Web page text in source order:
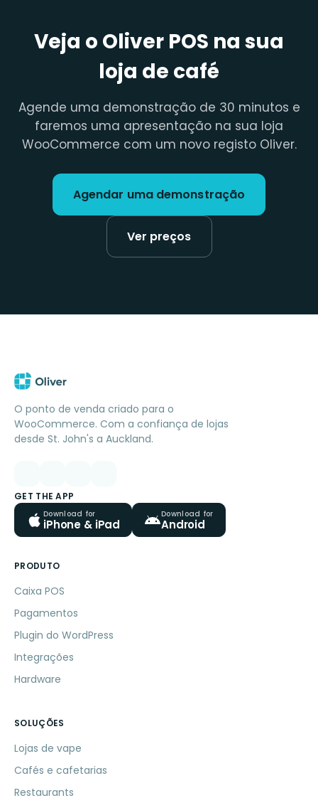
Veja o Oliver POS na sua
loja de café
Agende uma demonstração de 30 minutos e
faremos uma apresentação na sua loja
WooCommerce com um novo registo Oliver.
Agendar uma demonstração
Ver preços
O ponto de venda criado para o
WooCommerce. Com a confiança de lojas
desde St. John's a Auckland.
GET THE APP
Download for
iPhone & iPad
Download for
Android
PRODUTO
Caixa POS
Pagamentos
Plugin do WordPress
Integrações
Hardware
SOLUÇÕES
Lojas de vape
Cafés e cafetarias
Restaurants